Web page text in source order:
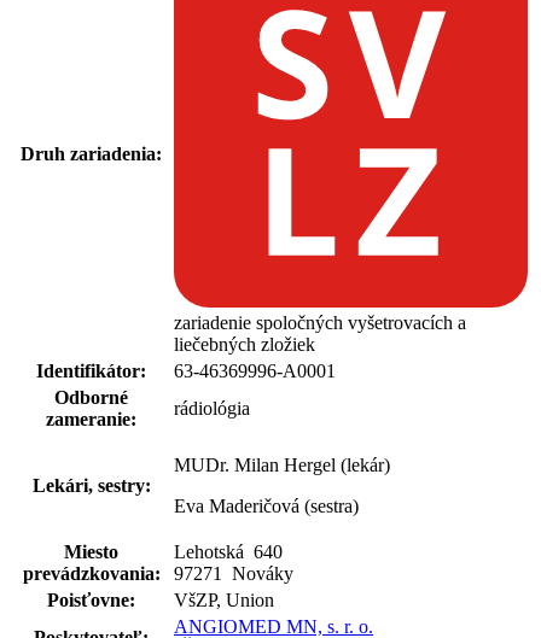
Druh zariadenia:
zariadenie spoločných vyšetrovacích a
liečebných zložiek
Identifikátor:
63-46369996-A0001
Odborné
zameranie:
rádiológia
Lekári, sestry:
MUDr. Milan Hergel (lekár)
Eva Maderičová (sestra)
Miesto
prevádzkovania:
Lehotská 640
97271 Nováky
Poisťovne:
VšZP, Union
ANGIOMED MN, s. r. o.